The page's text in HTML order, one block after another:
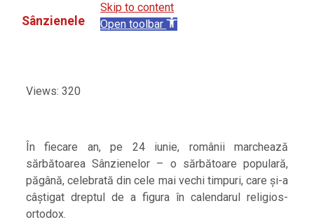
Sânzienele
Views: 320
În fiecare an, pe 24 iunie, românii marchează
sărbătoarea Sânzienelor – o sărbătoare populară,
păgână, celebrată din cele mai vechi timpuri, care și-a
câștigat dreptul de a figura în calendarul religios-
ortodox.
Skip to content
Open toolbar